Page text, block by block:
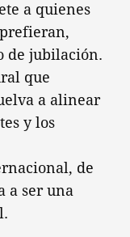
a quienes
de jubilación.
que
a alinear
y los
de
a ser una